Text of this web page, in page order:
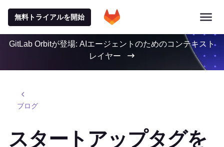
無料トライアルを開始
GitLab Orbitが登場: AIエージェントのためのコンテキスト
レイヤー
ブログ
スタートアップタグを